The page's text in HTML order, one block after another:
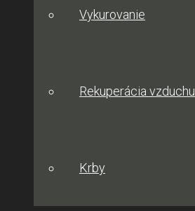
Vykurovanie
Rekuperácia vzduchu
Krby